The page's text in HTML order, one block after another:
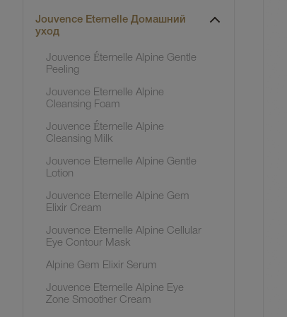
Jouvence Eternelle Домашний
уход
Jouvence Éternelle Alpine Gentle
Peeling
Jouvence Eternelle Alpine
Cleansing Foam
Jouvence Éternelle Alpine
Cleansing Milk
Jouvence Eternelle Alpine Gentle
Lotion
Jouvence Eternelle Alpine Gem
Elixir Cream
Jouvence Eternelle Alpine Cellular
Eye Contour Mask
Alpine Gem Elixir Serum
Jouvence Eternelle Alpine Eye
Zone Smoother Cream